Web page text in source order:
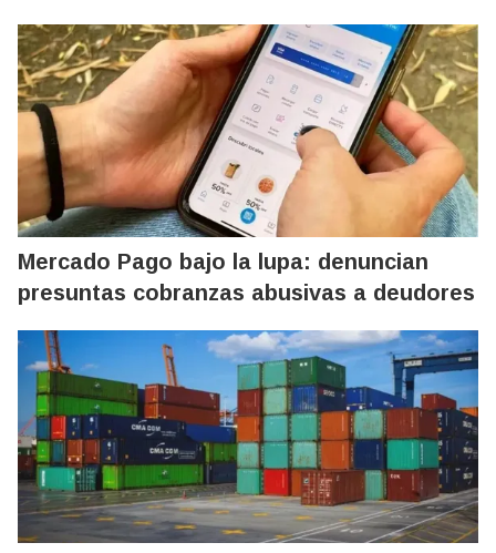
Mercado Pago bajo la lupa: denuncian
presuntas cobranzas abusivas a deudores